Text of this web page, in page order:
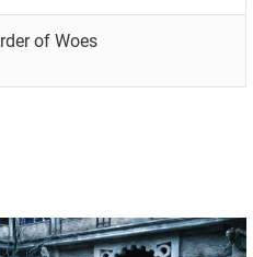
Woe
What You Woe
Woe